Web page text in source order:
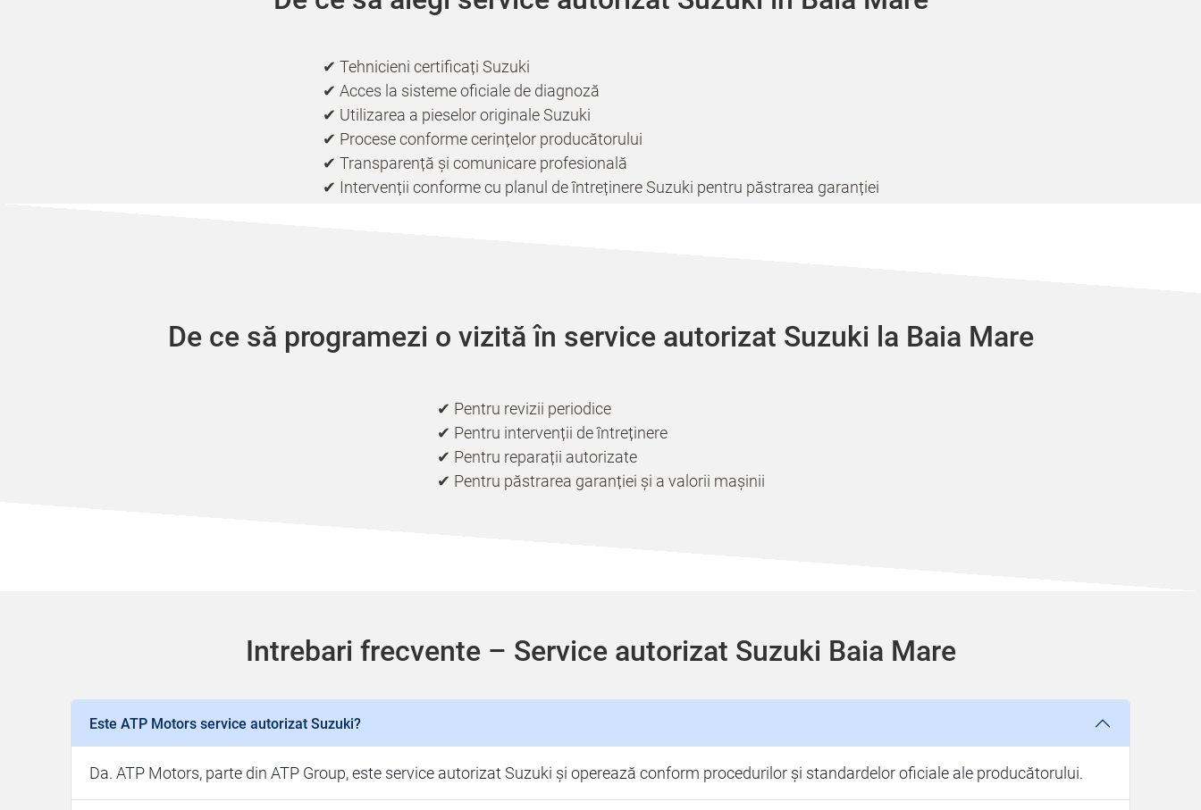
✔ Tehnicieni certificați Suzuki
✔ Acces la sisteme oficiale de diagnoză
✔ Utilizarea a pieselor originale Suzuki
✔ Procese conforme cerințelor producătorului
✔ Transparență și comunicare profesională
✔ Intervenții conforme cu planul de întreținere Suzuki pentru păstrarea garanției
De ce să programezi o vizită în service autorizat Suzuki la Baia Mare
✔ Pentru revizii periodice
✔ Pentru intervenții de întreținere
✔ Pentru reparații autorizate
✔ Pentru păstrarea garanției și a valorii mașinii
Intrebari frecvente – Service autorizat Suzuki Baia Mare
Este ATP Motors service autorizat Suzuki?
Da. ATP Motors, parte din ATP Group, este service autorizat Suzuki și operează conform procedurilor și standardelor oficiale ale producătorului.